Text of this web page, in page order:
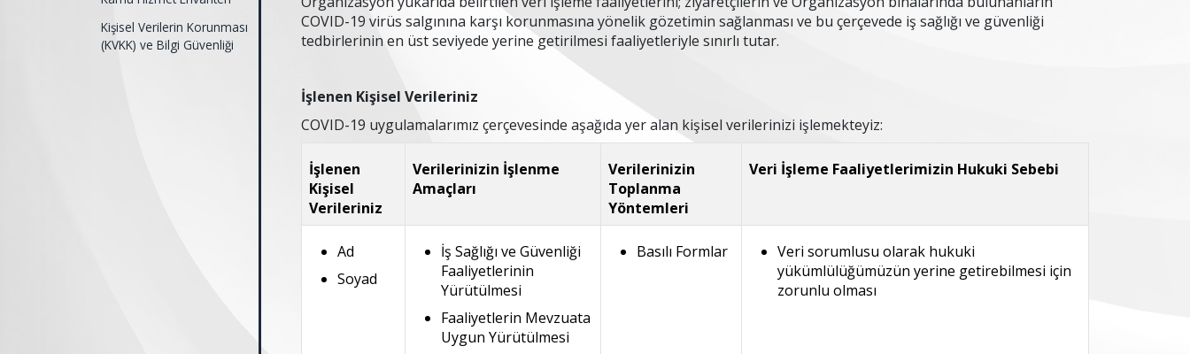
Kişisel Verilerin Korunması
(KVKK) ve Bilgi Güvenliği
COVID-19 virüs salgınına karşı korunmasına yönelik gözetimin sağlanması ve bu çerçevede iş sağlığı ve güvenliği
tedbirlerinin en üst seviyede yerine getirilmesi faaliyetleriyle sınırlı tutar.
İşlenen Kişisel Verileriniz
COVID-19 uygulamalarımız çerçevesinde aşağıda yer alan kişisel verilerinizi işlemekteyiz:
İşlenen
Kişisel
Verileriniz
Verilerinizin İşlenme
Amaçları
Verilerinizin
Toplanma
Yöntemleri
Veri İşleme Faaliyetlerimizin Hukuki Sebebi
Ad
Soyad
İş Sağlığı ve Güvenliği
Faaliyetlerinin
Yürütülmesi
Faaliyetlerin Mevzuata
Uygun Yürütülmesi
Basılı Formlar
Veri sorumlusu olarak hukuki
yükümlülüğümüzün yerine getirebilmesi için
zorunlu olması